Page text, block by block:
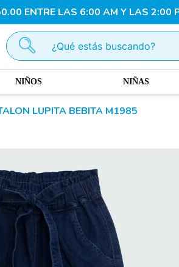
ENTRE LAS 6:00 AM Y LAS 2:00
¿Qué estás buscando?
NIÑOS NIÑAS
LUPITA BEBITA M1985